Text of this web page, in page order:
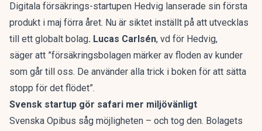
Digitala försäkrings-startupen Hedvig lanserade sin första
produkt i maj förra året. Nu är siktet inställt på att utvecklas
till ett globalt bolag. Lucas Carlsén, vd för Hedvig,
säger att ”försäkringsbolagen märker av floden av kunder
som går till oss. De använder alla trick i boken för att sätta
stopp för det flödet”.
Svensk startup gör safari mer miljövänligt
Svenska Opibus såg möjligheten – och tog den. Bolagets